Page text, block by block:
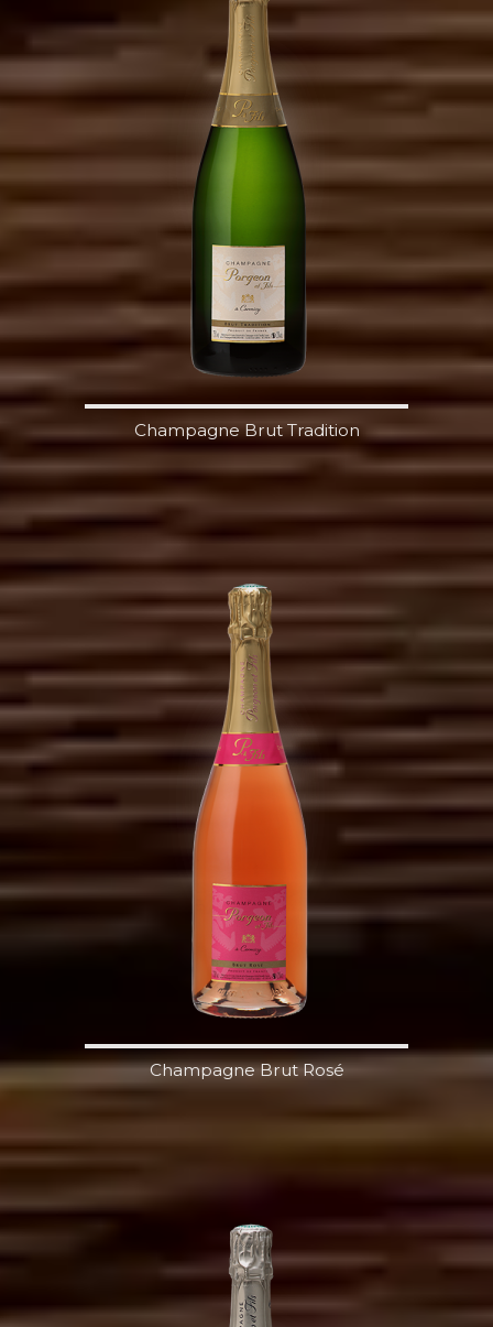
Champagne Brut Tradition
Champagne Brut Rosé